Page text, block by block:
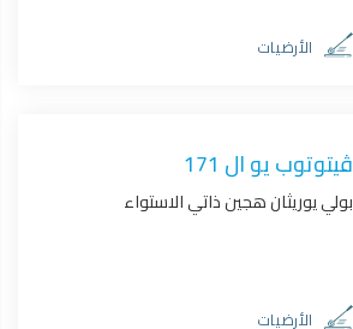
الأرضيات
ڤيتوتوب يو ال 171
بولي يوريثان هجين ذاتي الاستواء
الأرضيات